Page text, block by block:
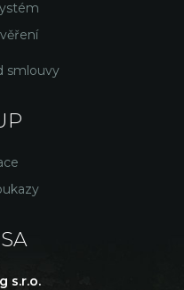
smlouvy
s.r.o.